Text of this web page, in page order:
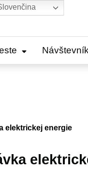
Návštevník
elektrickej energie